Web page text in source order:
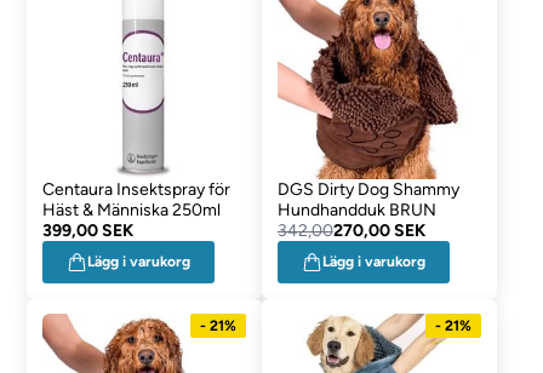
Centaura Insektspray för
Häst & Människa 250ml
399,00 SEK
Lägg i varukorg
DGS Dirty Dog Shammy
Hundhandduk BRUN
342,00270,00 SEK
Lägg i varukorg
- 21% - 21%